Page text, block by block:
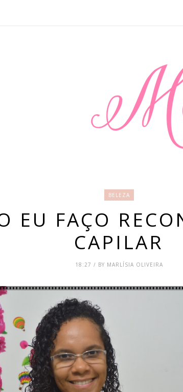
BELEZA
EU FAÇO
CAPILAR
18:27 / BY MARLÍSIA OLIVEIRA